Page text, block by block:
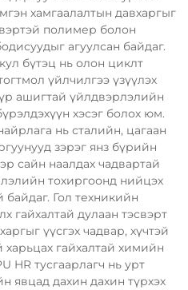
хамгаалалтын давхаргыг
полимер болон
агуулсан байдаг.
бүтэц нь олон циклт
үйлчилгээ үзүүлэх
ашигтай үйлдвэрлэлийн
хэсэг болох юм.
нь сталийн, цагаан
зэрэг янз бүрийн
сайн наалдах чадвартай
тохиргоонд нийцэх
Гол техникийн
гайхалтай дулаан тэсвэрт
үүсгэх чадвар, хүчтэй
гайхалтай химийн
HR тусгаарлагч нь урт
явцад дахин дахин түрхэх